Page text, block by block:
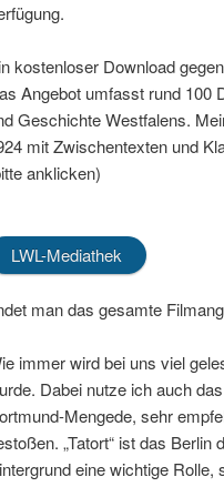
kostenloser Download
Angebot umfasst rund 100
Geschichte Westfalens.
mit Zwischentexten und
anklicken)
LWL-Mediathek
man das gesamte
immer wird bei uns viel
Dabei nutze ich auch
Mengede, sehr
„Tatort“ ist das
eine wichtige Rolle,